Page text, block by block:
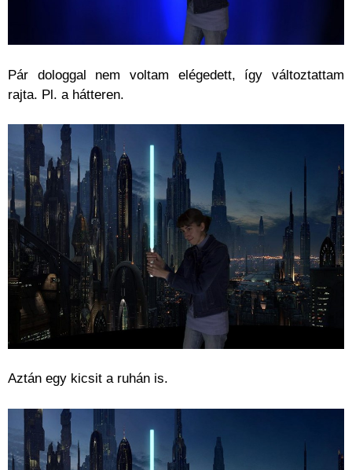
Pár dologgal nem voltam elégedett, így változtattam
rajta. Pl. a hátteren.
Aztán egy kicsit a ruhán is.